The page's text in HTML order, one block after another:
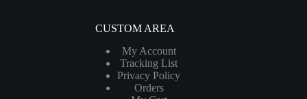
CUSTOM AREA
My Account
Tracking List
Privacy Policy
Orders